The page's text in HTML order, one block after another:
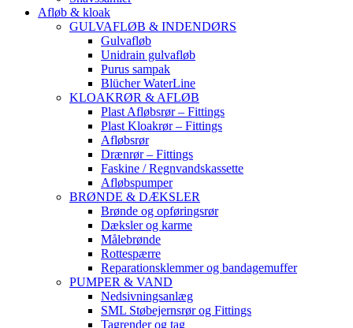
Afløb & kloak
GULVAFLØB & INDENDØRS
Gulvafløb
Unidrain gulvafløb
Purus sampak
Blücher WaterLine
KLOAKRØR & AFLØB
Plast Afløbsrør – Fittings
Plast Kloakrør – Fittings
Afløbsrør
Drænrør – Fittings
Faskine / Regnvandskassette
Afløbspumper
BRØNDE & DÆKSLER
Brønde og opføringsrør
Dæksler og karme
Målebrønde
Rottespærre
Reparationsklemmer og bandagemuffer
PUMPER & VAND
Nedsivningsanlæg
SML Støbejernsrør og Fittings
Tagrender og tag